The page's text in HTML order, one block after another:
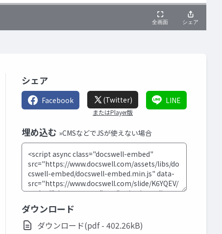
シェア
Facebook (Twitter)
またはPlayer版
LINE
埋め込む »CMSなどでJSが使えない場合
ダウンロード
ダウンロード(pdf - 402.26kB)